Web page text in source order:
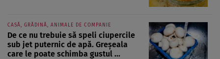
CASĂ, GRĂDINĂ, ANIMALE DE COMPANIE
De ce nu trebuie să speli ciupercile
sub jet puternic de apă. Greșeala
care le poate schimba gustul ...